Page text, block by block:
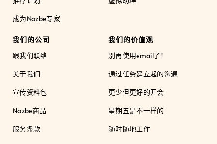
成为Nozbe专家
我们的公司
跟我们联络
关于我们
宣传资料包
Nozbe商品
服务条款
我们的价值观
别再使用email了！
通过任务建立起的沟通
更少但更好的开会
星期五是不一样的
随时随地工作